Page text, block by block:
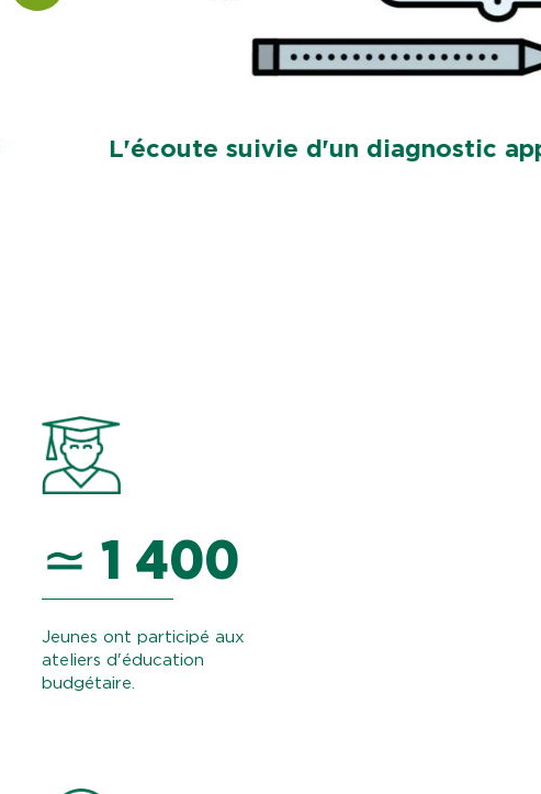
L'écoute suivie d'un diagnostic
≃ 1 400
Jeunes ont participé aux
ateliers d'éducation
budgétaire.